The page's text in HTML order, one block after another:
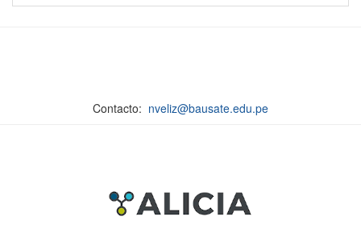
Contacto: nveliz@bausate.edu.pe